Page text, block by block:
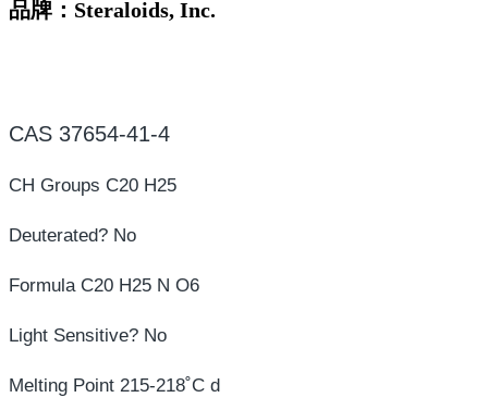
品牌：Steraloids, Inc.
CAS 37654-41-4
CH Groups C20 H25
Deuterated? No
Formula C20 H25 N O6
Light Sensitive? No
Melting Point 215-218˚C d